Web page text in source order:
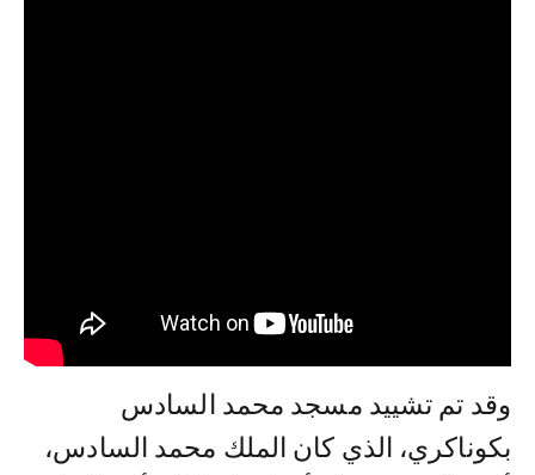
وقد تم تشييد مسجد محمد السادس
بكوناكري، الذي كان الملك محمد السادس،